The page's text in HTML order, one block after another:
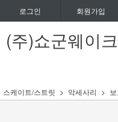
로그인 회원가입
(주)쇼군웨이
스케이트/스트릿 악세사리